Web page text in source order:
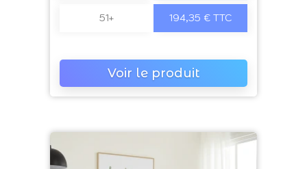
51+ 194,35 € TTC
Voir le produit